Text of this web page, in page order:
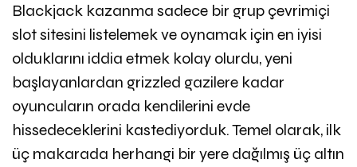
Blackjack kazanma sadece bir grup çevrimiçi
slot sitesini listelemek ve oynamak için en iyisi
olduklarını iddia etmek kolay olurdu, yeni
başlayanlardan grizzled gazilere kadar
oyuncuların orada kendilerini evde
hissedeceklerini kastediyorduk. Temel olarak, ilk
üç makarada herhangi bir yere dağılmış üç altın